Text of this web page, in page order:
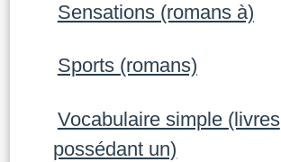
Sensations (romans à)
Sports (romans)
Vocabulaire simple (livres
possédant un)